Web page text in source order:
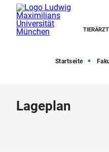
Startseite
Lageplan